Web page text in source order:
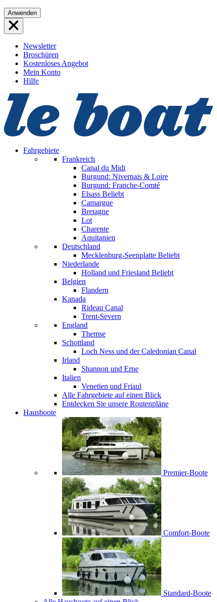
Direkt
zum
Inhalt
Anwenden
Newsletter
Broschüren
Kostenloses Angebot
Mein Konto
Hilfe
Fahrgebiete
Frankreich
Canal du Midi
Burgund: Nivernais & Loire
Burgund: Franche-Comté
Elsass Beliebt
Camargue
Bretagne
Lot
Charente
Aquitanien
Deutschland
Mecklenburg-Seenplatte Beliebt
Niederlande
Holland und Friesland Beliebt
Belgien
Flandern
Kanada
Rideau Canal
Trent-Severn
England
Themse
Schottland
Loch Ness und der Caledonian Canal
Irland
Shannon und Erne
Italien
Venetien und Friaul
Alle Fahrgebiete auf einen Blick
Entdecken Sie unsere Routenpläne
Hausboote
Premier-Boote
Comfort-Boote
Standard-Boote